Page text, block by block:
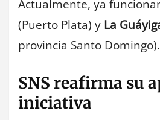
Actualmente, ya
(Puerto Plata) y La
provincia Santo Domingo).
SNS reafirma su
iniciativa